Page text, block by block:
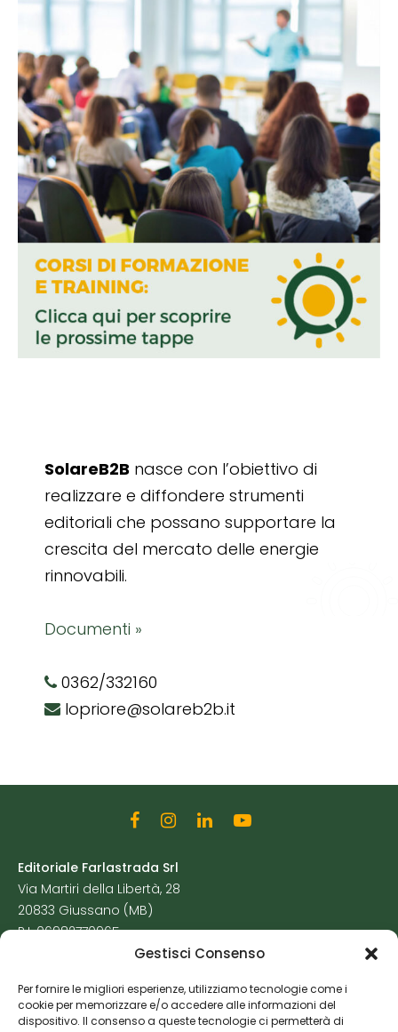
Gestisci Consenso
Per fornire le migliori esperienze, utilizziamo tecnologie come i
cookie per memorizzare e/o accedere alle informazioni del
dispositivo. Il consenso a queste tecnologie ci permetterà di
SolareB2B nasce con l’obiettivo di
realizzare e diffondere strumenti
editoriali che possano supportare la
crescita del mercato delle energie
rinnovabili.
Documenti »
0362/332160
lopriore@solareb2b.it
Editoriale Farlastrada Srl
Via Martiri della Libertà, 28
20833 Giussano (MB)
P.I. 06982770965
Cookie Policy
Risorse Aggiuntive